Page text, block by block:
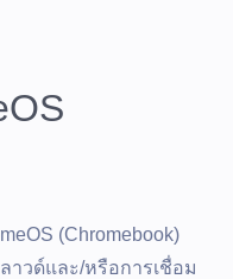
(Chromebook)
วด์และ/หรือการเชื่อม